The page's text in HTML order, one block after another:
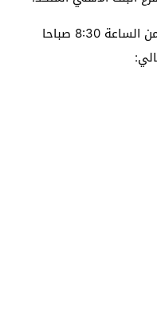
هناك بعض الفروع التي تبدا الدوام من الساعة 8:30 صباحا